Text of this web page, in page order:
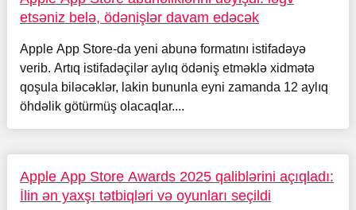
etsəniz belə, ödənişlər davam edəcək
Apple App Store-da yeni abunə formatını istifadəyə
verib. Artıq istifadəçilər aylıq ödəniş etməklə xidmətə
qoşula biləcəklər, lakin bununla eyni zamanda 12 aylıq
öhdəlik götürmüş olacaqlar....
Apple App Store Awards 2025 qaliblərini açıqladı:
İlin ən yaxşı tətbiqləri və oyunları seçildi